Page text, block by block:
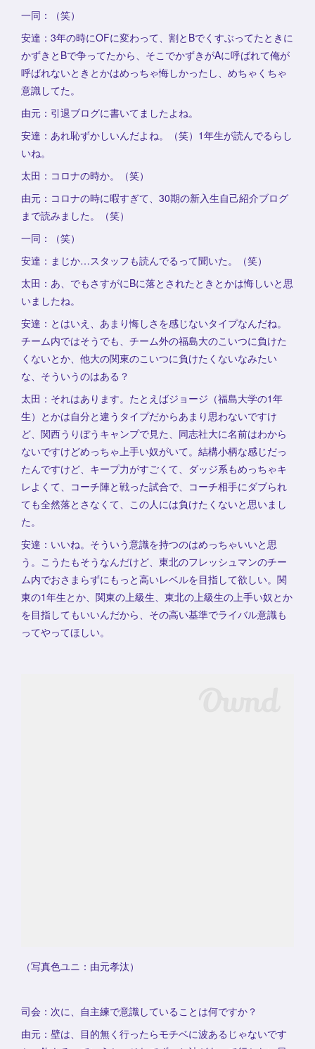
一同：（笑）
安達：3年の時にOFに変わって、割とBでくすぶってたときに
かずきとBで争ってたから、そこでかずきがAに呼ばれて俺が
呼ばれないときとかはめっちゃ悔しかったし、めちゃくちゃ
意識してた。
由元：引退ブログに書いてましたよね。
安達：あれ恥ずかしいんだよね。（笑）1年生が読んでるらし
いね。
太田：コロナの時か。（笑）
由元：コロナの時に暇すぎて、30期の新入生自己紹介ブログ
まで読みました。（笑）
一同：（笑）
安達：まじか…スタッフも読んでるって聞いた。（笑）
太田：あ、でもさすがにBに落とされたときとかは悔しいと思
いましたね。
安達：とはいえ、あまり悔しさを感じないタイプなんだね。
チーム内ではそうでも、チーム外の福島大のこいつに負けた
くないとか、他大の関東のこいつに負けたくないなみたい
な、そういうのはある？
太田：それはあります。たとえばジョージ（福島大学の1年
生）とかは自分と違うタイプだからあまり思わないですけ
ど、関西うりぼうキャンプで見た、同志社大に名前はわから
ないですけどめっちゃ上手い奴がいて。結構小柄な感じだっ
たんですけど、キープ力がすごくて、ダッジ系もめっちゃキ
レよくて、コーチ陣と戦った試合で、コーチ相手にダブられ
ても全然落とさなくて、この人には負けたくないと思いまし
た。
安達：いいね。そういう意識を持つのはめっちゃいいと思
う。こうたもそうなんだけど、東北のフレッシュマンのチー
ム内でおさまらずにもっと高いレベルを目指して欲しい。関
東の1年生とか、関東の上級生、東北の上級生の上手い奴とか
を目指してもいいんだから、その高い基準でライバル意識も
ってやってほしい。
（写真色ユニ：由元孝汰）
司会：次に、自主練で意識していることは何ですか？
由元：壁は、目的無く行ったらモチベに波あるじゃないです